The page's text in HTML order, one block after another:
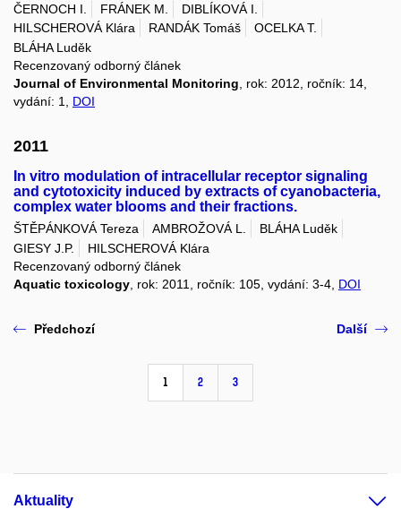
ČERNOCH I. FRÁNEK M.
DIBLÍKOVÁ I.
HILSCHEROVÁ Klára
RANDÁK Tomáš
OCELKA T.
BLÁHA Luděk
Recenzovaný odborný článek
Journal of Environmental Monitoring , rok: 2012, ročník: 14,
vydání: 1, DOI
2011
In vitro modulation of intracellular receptor signaling
and cytotoxicity induced by extracts of cyanobacteria,
complex water blooms and their fractions.
ŠTĚPÁNKOVÁ Tereza AMBROŽOVÁ L.
BLÁHA Luděk
GIESY J.P.
HILSCHEROVÁ Klára
Recenzovaný odborný článek
Aquatic toxicology , rok: 2011, ročník: 105, vydání: 3-4, DOI
Předchozí
1 2 3
Další
Aktuality